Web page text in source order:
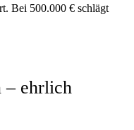
Bei 500.000 € schlägt
– ehrlich